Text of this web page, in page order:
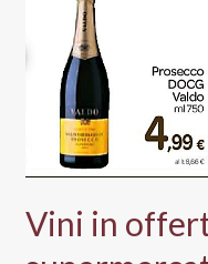
Capodanno
al
supermercato
Vini in